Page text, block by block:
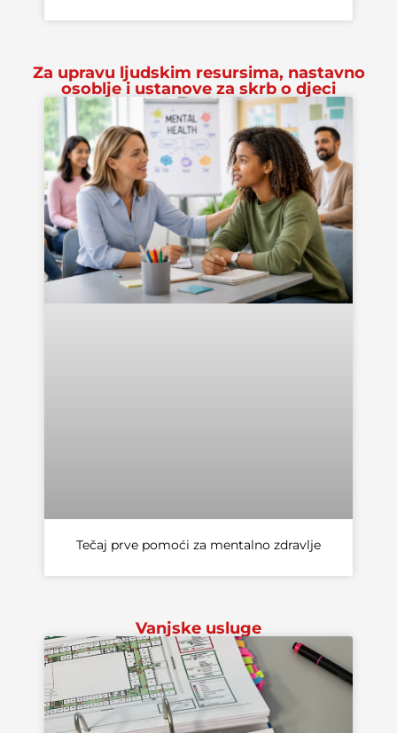
Za upravu ljudskim resursima, nastavno
osoblje i ustanove za skrb o djeci
Tečaj prve pomoći za mentalno zdravlje
Vanjske usluge